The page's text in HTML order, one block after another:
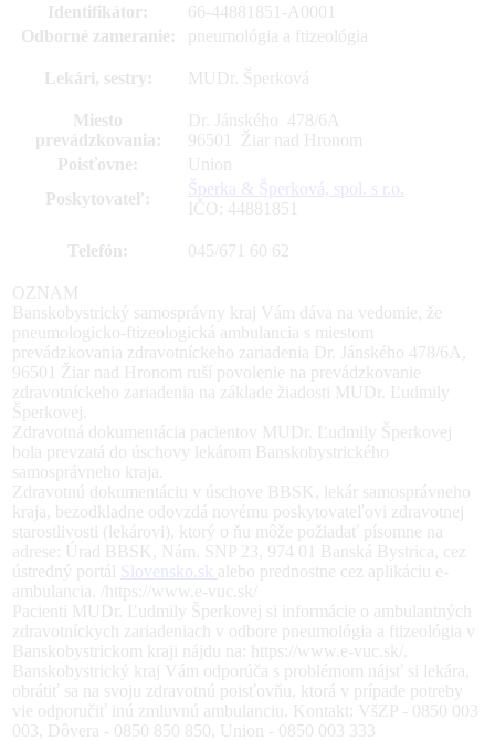
Identifikátor:
66-44881851-A0001
Odborné zameranie:
pneumológia a ftizeológia
Lekári, sestry: MUDr. Šperková
Miesto
prevádzkovania:
Dr. Jánského 478 6A
96501 Žiar nad Hronom
Poisťovne:
Union
Poskytovateľ:
Šperka & Šperková, spol. s r.o.
IČO: 44881851
Telefón: 045/671 60 62
OZNAM
Banskobystrický samosprávny kraj Vám dáva na vedomie, že
pneumologicko-ftizeologická ambulancia s miestom
prevádzkovania zdravotníckeho zariadenia Dr. Jánského 478/6A,
96501 Žiar nad Hronom ruší povolenie na prevádzkovanie
zdravotníckeho zariadenia na základe žiadosti MUDr. Ľudmily
Šperkovej.
Zdravotná dokumentácia pacientov MUDr. Ľudmily Šperkovej
bola prevzatá do úschovy lekárom Banskobystrického
samosprávneho kraja.
Zdravotnú dokumentáciu v úschove BBSK, lekár samosprávneho
kraja, bezodkladne odovzdá novému poskytovateľovi zdravotnej
starostlivosti (lekárovi), ktorý o ňu môže požiadať písomne na
adrese: Úrad BBSK, Nám. SNP 23, 974 01 Banská Bystrica, cez
ústredný portál
Slovensko.sk alebo prednostne cez aplikáciu e-
ambulancia. /https://www.e-vuc.sk/
Pacienti MUDr. Ľudmily Šperkovej si informácie o ambulantných
zdravotníckych zariadeniach v odbore pneumológia a ftizeológia v
Banskobystrickom kraji nájdu na: https://www.e-vuc.sk/.
Banskobystrický kraj Vám odporúča s problémom nájsť si lekára,
obrátiť sa na svoju zdravotnú poisťovňu, ktorá v prípade potreby
vie odporučiť inú zmluvnú ambulanciu. Kontakt: VšZP - 0850 003
003, Dôvera - 0850 850 850, Union - 0850 003 333